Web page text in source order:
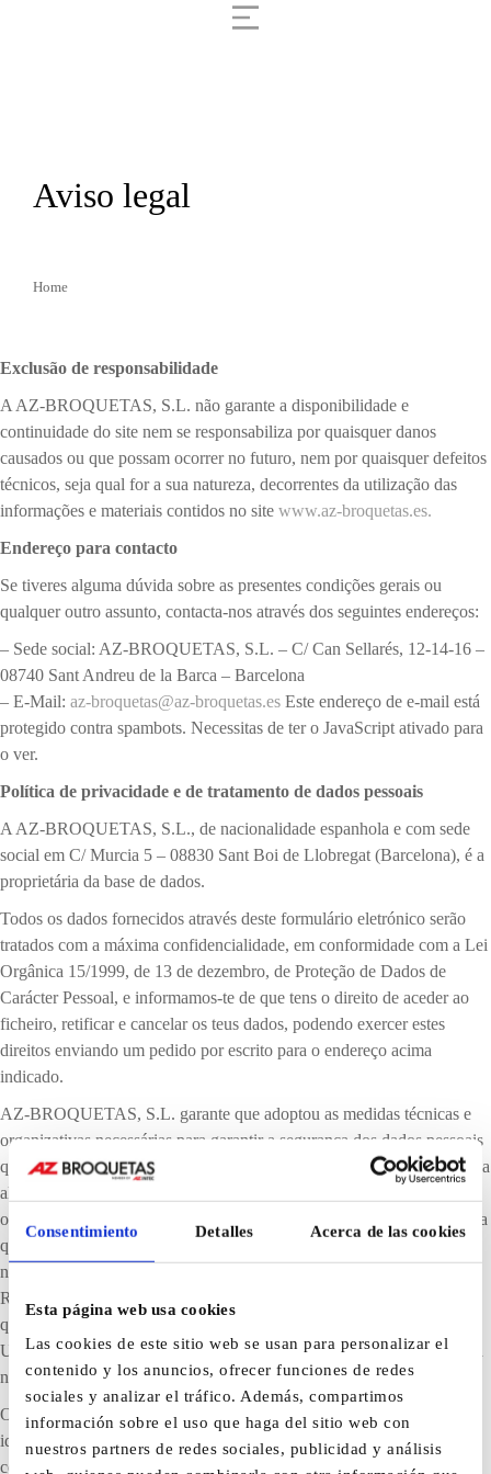
Consentimiento Detalles Acerca de las cookies
Esta página web usa cookies
Las cookies de este sitio web se usan para personalizar el
contenido y los anuncios, ofrecer funciones de redes
sociales y analizar el tráfico. Además, compartimos
información sobre el uso que haga del sitio web con
nuestros partners de redes sociales, publicidad y análisis
Aviso legal
You are here:
Home
Exclusão de responsabilidade
A AZ-BROQUETAS, S.L. não garante a disponibilidade e
continuidade do site nem se responsabiliza por quaisquer danos
causados ou que possam ocorrer no futuro, nem por quaisquer defeitos
técnicos, seja qual for a sua natureza, decorrentes da utilização das
informações e materiais contidos no site www.az-broquetas.es.
Endereço para contacto
Se tiveres alguma dúvida sobre as presentes condições gerais ou
qualquer outro assunto, contacta-nos através dos seguintes endereços:
– Sede social: AZ-BROQUETAS, S.L. – C/ Can Sellarés, 12-14-16 –
08740 Sant Andreu de la Barca – Barcelona
– E-Mail: az-broquetas@az-broquetas.es Este endereço de e-mail está
protegido contra spambots. Necessitas de ter o JavaScript ativado para
o ver.
Política de privacidade e de tratamento de dados pessoais
A AZ-BROQUETAS, S.L., de nacionalidade espanhola e com sede
social em C/ Murcia 5 – 08830 Sant Boi de Llobregat (Barcelona), é a
proprietária da base de dados.
Todos os dados fornecidos através deste formulário eletrónico serão
tratados com a máxima confidencialidade, em conformidade com a Lei
Orgânica 15/1999, de 13 de dezembro, de Proteção de Dados de
Carácter Pessoal, e informamos-te de que tens o direito de aceder ao
ficheiro, retificar e cancelar os teus dados, podendo exercer estes
direitos enviando um pedido por escrito para o endereço acima
indicado.
AZ-BROQUETAS, S.L. garante que adoptou as medidas técnicas e
organizativas necessárias para garantir a segurança dos dados pessoais
que se encontram na nossa base de dados de subscritores, e evitar a sua
alteração, perda, tratamento ou acesso não autorizado, tendo em conta
o estado da tecnologia, a natureza dos dados armazenados e os riscos a
que estão expostos, tudo em conformidade com o disposto na LPD e
no Real Decreto 994/1999, de 11 de junho, pelo qual se aprova o
Regulamento de medidas de segurança dos ficheiros automatizados
que contenham dados de carácter pessoal. Não obstante, o
UTILIZADOR deve estar consciente de que as medidas de segurança
na Internet não são inexpugnáveis.
Os dados solicitados são estritamente necessários para a correta
identificação do remetente e para a realização de tarefas básicas para
completar o teu pedido. A AZ-BROQUETAS, S.L., insiste no seu